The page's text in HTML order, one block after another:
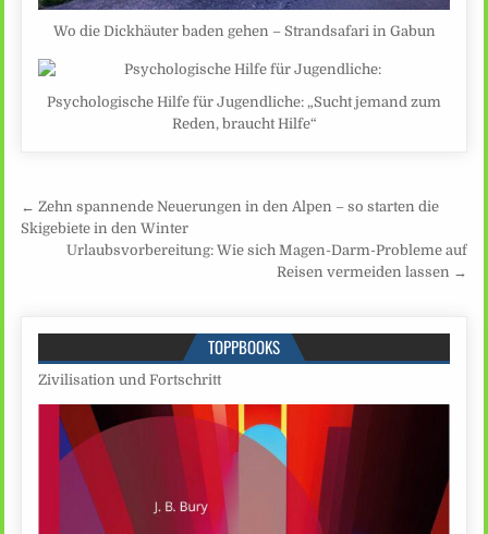
Wo die Dickhäuter baden gehen – Strandsafari in Gabun
Psychologische Hilfe für Jugendliche: „Sucht jemand zum
Reden, braucht Hilfe“
Beitragsnavigation
← Zehn spannende Neuerungen in den Alpen – so starten die
Skigebiete in den Winter
Urlaubsvorbereitung: Wie sich Magen-Darm-Probleme auf
Reisen vermeiden lassen →
TOPPBOOKS
Zivilisation und Fortschritt